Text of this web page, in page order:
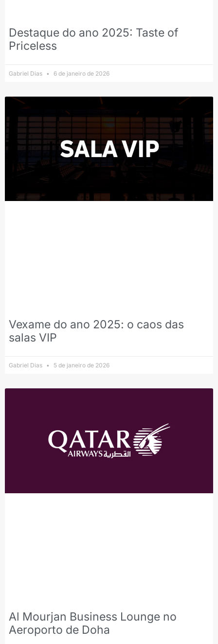
Destaque do ano 2025: Taste of
Priceless
Gabriel Dias 6 de janeiro de 2026
Vexame do ano 2025: o caos das
salas VIP
Gabriel Dias 5 de janeiro de 2026
Al Mourjan Business Lounge no
Aeroporto de Doha